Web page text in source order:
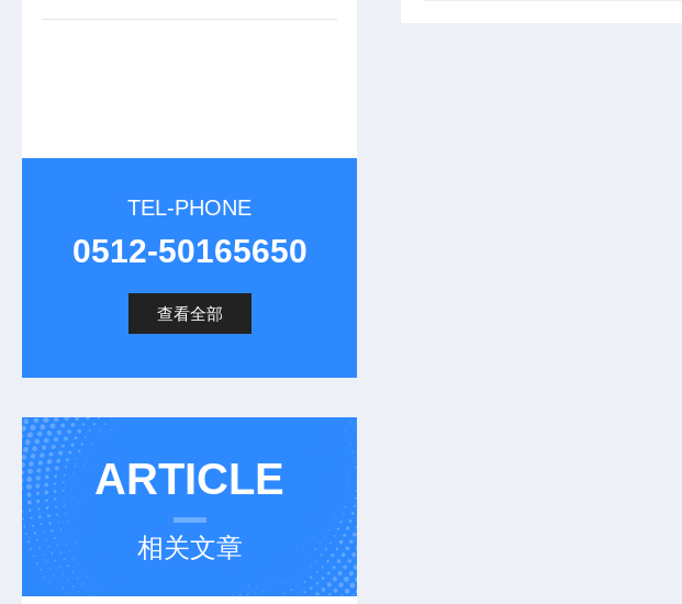
TEL-PHONE
0512-50165650
查看全部
ARTICLE
相关文章